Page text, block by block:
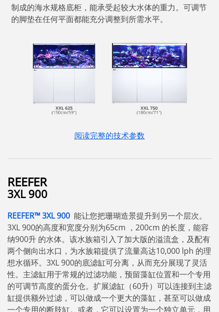
制成的海水规格底柜，能承受起较大水体的重力。可调节
的脚垫在任何平面都能充分调整到所需水平。
阅读完整的技术参数
REEFER
3XL 900
REEFER™3XL900 能让您把珊瑚造景提升到另一个层次。
3XL 900的高度和宽度分别为65cm ，200cm 的长度，能容
纳900升 的水体。该水族箱引入了加大版的溢流盒，及配有
两个侧向出水口，为水族箱提供了流量高达10,000 lph 的理
想水循环。3XL 900的底滤缸可分离，从而充分展现了灵活
性。主滤缸用于常规的过滤功能，预留藻缸位置和一个专用
的可调节高度的蛋分仓。扩展滤缸（60升）可以连接到主滤
缸提供额外过滤，可以做成一个更大的藻缸，甚至可以做成
一个专用的断肢缸。或者，它可以设置为一个独立单元，用